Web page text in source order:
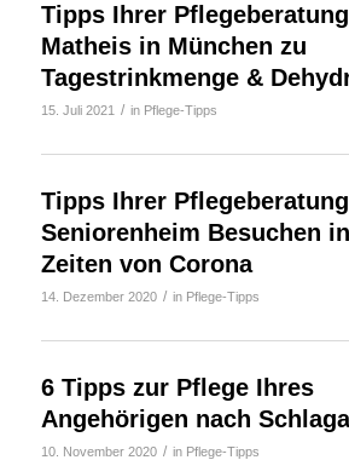
Tipps Ihrer Pflegeberatung
Matheis in München zu
Tagestrinkmenge &
15. Juli 2021 / in Pflege-Tipps
Tipps Ihrer
Seniorenheim Besuchen in
Zeiten von Corona
14. Dezember 2020 / in Pflege-Tipps
6 Tipps zur Pflege Ihres
Angehörigen nach
10. November 2020 / in Pflege-Tipps